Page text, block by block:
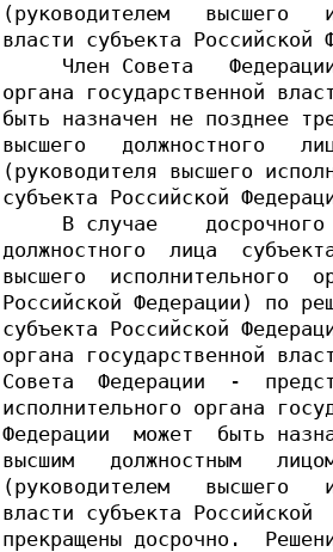
(руководителем   высшего
власти субъекта
Член Совета
органа государственной
быть назначен не позднее
высшего   должностного
(руководителя высшего
субъекта Российской
В случае
должностного  лица
высшего  исполнительного
Российской Федерации) по
субъекта Российской
органа государственной
Совета  Федерации  -
исполнительного органа
Федерации  может  быть
высшим   должностным
(руководителем   высшего
власти субъекта
прекращены досрочно.